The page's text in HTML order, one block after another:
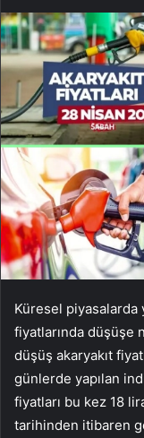
Küresel
fiyatlarında düşüşe
düşüş akaryakıt
günlerde yapılan
fiyatları bu kez 18
tarihinden itibaren